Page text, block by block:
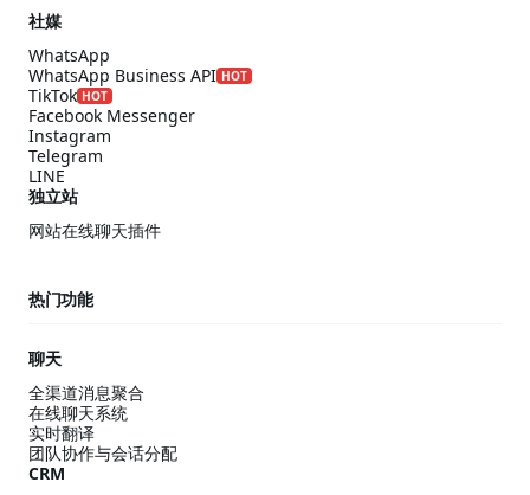
社媒
WhatsApp
WhatsApp Business API HOT
TikTok HOT
Facebook Messenger
Instagram
Telegram
LINE
独立站
网站在线聊天插件
热门功能
聊天
全渠道消息聚合
在线聊天系统
实时翻译
团队协作与会话分配
CRM